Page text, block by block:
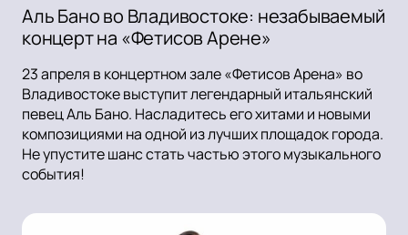
Аль Бано во Владивостоке: незабываемый
концерт на «Фетисов Арене»
23 апреля в концертном зале «Фетисов Арена» во
Владивостоке выступит легендарный итальянский
певец Аль Бано. Насладитесь его хитами и новыми
композициями на одной из лучших площадок города.
Не упустите шанс стать частью этого музыкального
события!